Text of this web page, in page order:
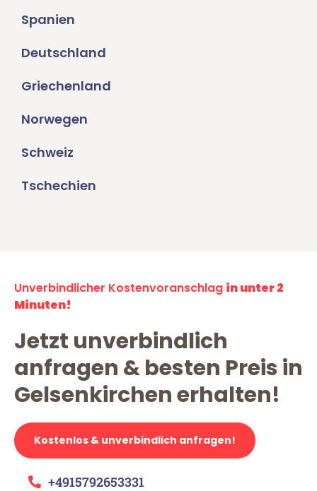
Spanien
Deutschland
Griechenland
Norwegen
Schweiz
Tschechien
Unverbindlicher Kostenvoranschlag in unter 2
Minuten!
Jetzt unverbindlich
anfragen & besten Preis in
Gelsenkirchen erhalten!
Kostenlos & unverbindlich anfragen!
+4915792653331